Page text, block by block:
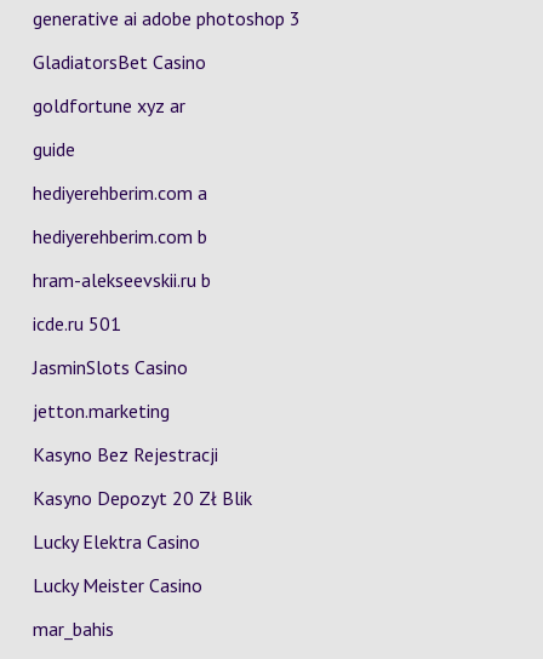
generative ai adobe photoshop 3
GladiatorsBet Casino
goldfortune xyz ar
guide
hediyerehberim.com a
hediyerehberim.com b
hram-alekseevskii.ru b
icde.ru 501
JasminSlots Casino
jetton.marketing
Kasyno Bez Rejestracji
Kasyno Depozyt 20 Zł Blik
Lucky Elektra Casino
Lucky Meister Casino
mar_bahis